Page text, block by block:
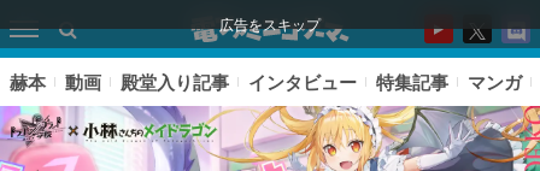
広告をスキップ
赫本 動画 殿堂入り記事 インタビュー 特集記事 マンガ